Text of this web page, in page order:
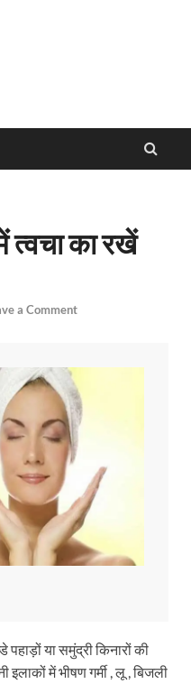
त्वचा का रखें
a Comment
पहाड़ों या समुंद्री किनारों की
में भीषण गर्मी , लू , बिजली